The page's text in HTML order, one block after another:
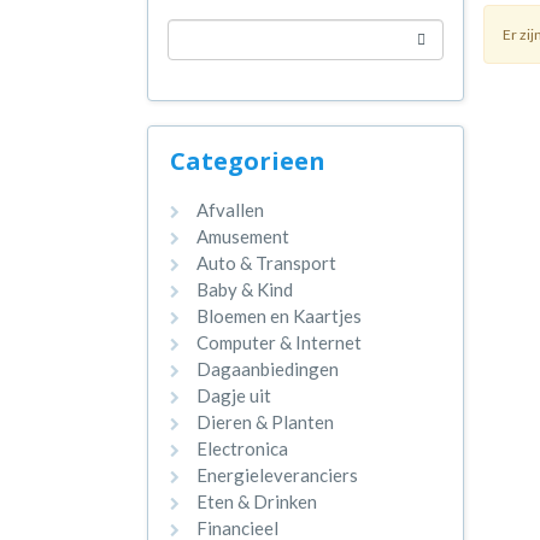
Categorieen
Afvallen
Amusement
Auto & Transport
Baby & Kind
Bloemen en Kaartjes
Computer & Internet
Dagaanbiedingen
Dagje uit
Dieren & Planten
Electronica
Energieleveranciers
Eten & Drinken
Financieel
Er